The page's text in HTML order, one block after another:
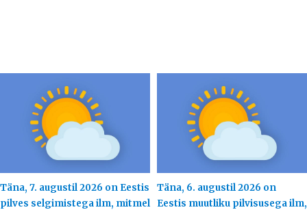
Täna, 7. augustil 2026 on Eestis
pilves selgimistega ilm, mitmel
Täna, 6. augustil 2026 on
Eestis muutliku pilvisusega ilm,